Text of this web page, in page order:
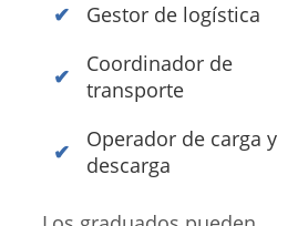
Gestor de logística
Coordinador de
transporte
Operador de carga y
descarga